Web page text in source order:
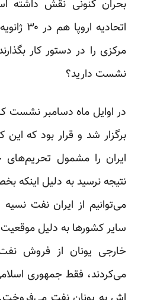
بحران کنونی نقش داشته
اتحادیه
مرکزی را در دستور کار
نشست دارید؟
در اوایل ماه دسامبر نشست
برگزار شد و قرار بود که
ایران را مشمول
نتیجه نرسید به دلیل اینکه
می‌توانیم از ایران نفت
سایر کشور‌ها به دلیل
خارجی یونان از فروش
می‌کردند، فقط جمهوری